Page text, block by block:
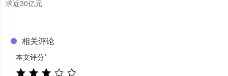
求近30亿元
相关评论
本文评分*